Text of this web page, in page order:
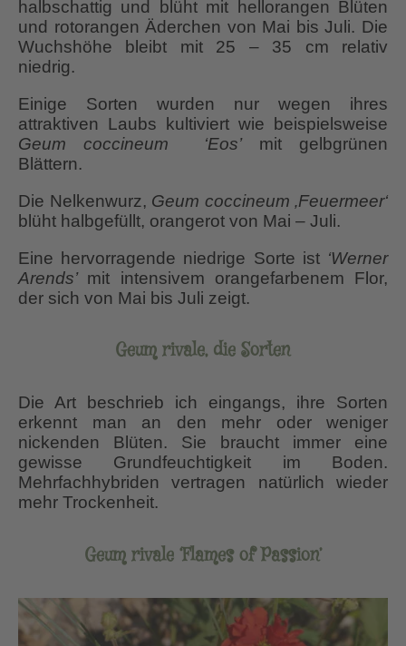
halbschattig und blüht mit hellorangen Blüten
und rotorangen Äderchen von Mai bis Juli. Die
Wuchshöhe bleibt mit 25 – 35 cm relativ
niedrig.
Einige Sorten wurden nur wegen ihres
attraktiven Laubs kultiviert wie beispielsweise
Geum coccineum
‘Eos’mit gelbgrünen
Blättern.
Die Nelkenwurz, Geum coccineum ‚Feuermeer‘
blüht halbgefüllt, orangerot von Mai – Juli.
Eine hervorragende niedrige Sorte ist ‘Werner
Arends’ mit intensivem orangefarbenem Flor,
der sich von Mai bis Juli zeigt.
Geum rivale, die Sorten
Die Art beschrieb ich eingangs, ihre Sorten
erkennt man an den mehr oder weniger
nickenden Blüten. Sie braucht immer eine
gewisse Grundfeuchtigkeit im Boden.
Mehrfachhybriden vertragen natürlich wieder
mehr Trockenheit.
Geum rivale ‘Flames of Passion’